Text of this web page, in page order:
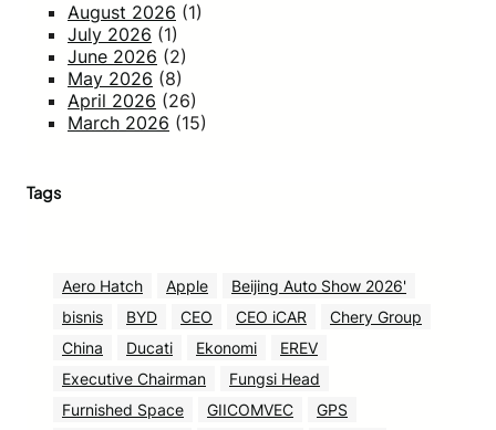
August 2026 (1)
July 2026 (1)
June 2026 (2)
May 2026 (8)
April 2026 (26)
March 2026 (15)
Tags
Aero Hatch Apple
Beijing Auto Show 2026'
bisnis
BYD CEO CEO iCAR
Chery Group
China
Ducati Ekonomi
EREV
Executive Chairman
Fungsi Head
Furnished Space
GIICOMVEC
GPS